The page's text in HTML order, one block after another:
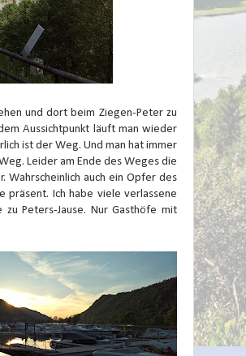
und dort beim Ziegen-Peter zu
Aussichtpunkt läuft man wieder
ist der Weg. Und man hat immer
Leider am Ende des Weges die
Wahrscheinlich auch ein Opfer des
präsent. Ich habe viele verlassene
Peters-Jause. Nur Gasthöfe mit